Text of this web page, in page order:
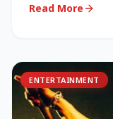
Read More
ENTERTAINMENT